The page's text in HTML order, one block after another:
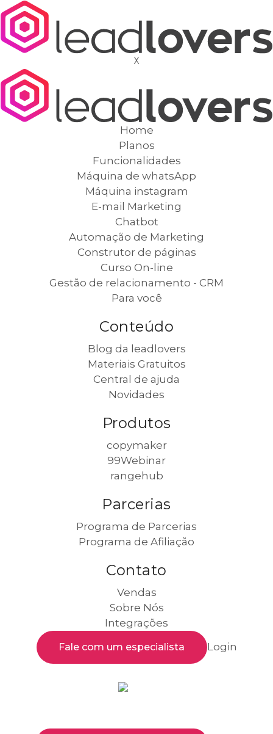
X
Home
Planos
Funcionalidades
Máquina de whatsApp
Máquina instagram
E-mail Marketing
Chatbot
Automação de Marketing
Construtor de páginas
Curso On-line
Gestão de relacionamento - CRM
Para você
Conteúdo
Blog da leadlovers
Materiais Gratuitos
Central de ajuda
Novidades
Produtos
copymaker
99Webinar
rangehub
Parcerias
Programa de Parcerias
Programa de Afiliação
Contato
Vendas
Sobre Nós
Integrações
Fale com um especialista Login